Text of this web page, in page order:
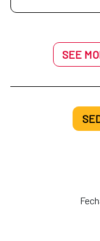
SEE